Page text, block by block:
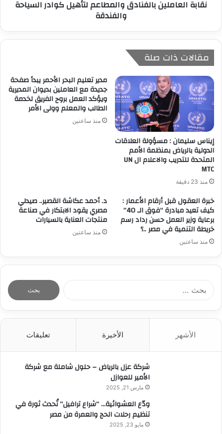
نقابة العاملين بالفنادق والمطاعم لتأهيل كوادر السياحة
والفندقة
مقالات ذات صلة
إيناس سليمان : مسؤولة العلاقات
الدولية بالرياض بمنظمة الأمم
المتحدة للتدريب والاعلام ال UN
MTC
منذ 23 دقيقة
مدير تعليم البحر الأحمر يبدأ صفحة
جديدة مع العاملين بديوان المديرية
ويؤكد العمل بروح الفريق لخدمة
الطالب والمعلم وولى الأمر
منذ ساعتين
خبرة العقول قبل أرقام الأعمار :
كيف تعيد مبادرة “فوق الـ 40”
برعاية وزير العمل حسن رداد رسم
خريطة التنمية في مصر ..؟
منذ ساعتين
د. أحمد عكاشة القصير.. صيدلي
مصري يقود الابتكار في صناعة
منتجات العناية بالسيارات
منذ ساعتين
الأشهر الأخيرة تعليقات
شركة عزل بالرياض – حلول شاملة مع شركة
الأمير للعوازل
مارس 21, 2025
ودّع العشوائية… “شراع ترافيل” تُحدث ثورة في
تنظيم رحلات الحج والعمرة من مصر
مايو 23, 2025